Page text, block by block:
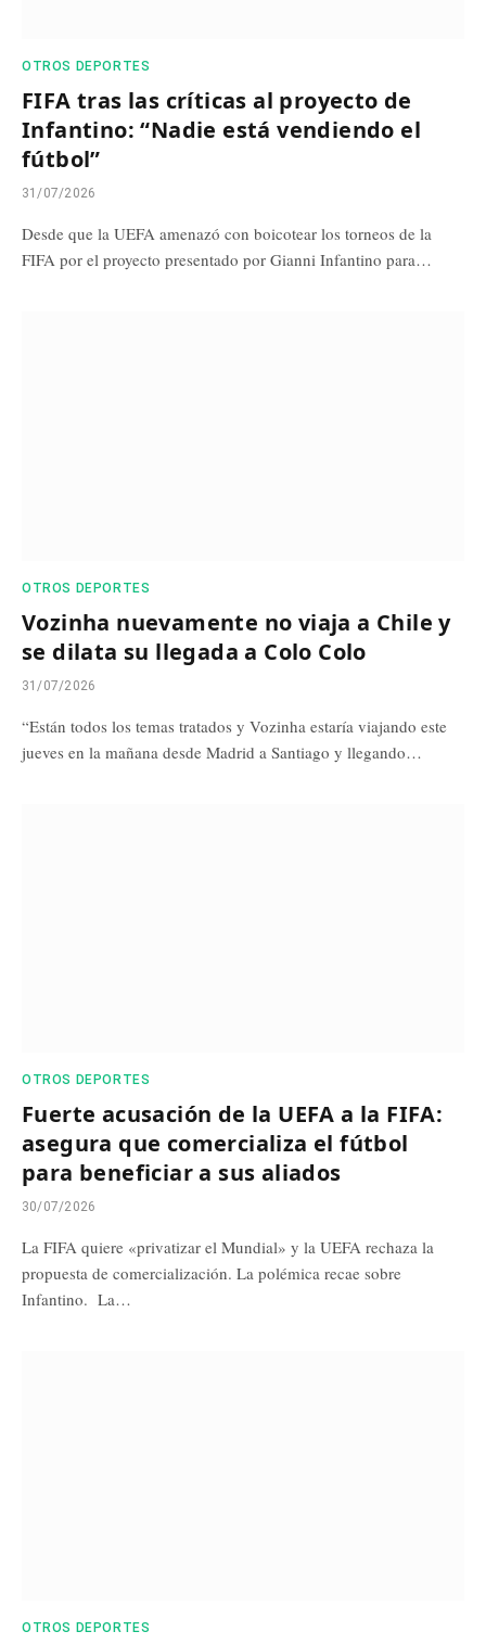
OTROS DEPORTES
FIFA tras las críticas al proyecto de
Infantino: “Nadie está vendiendo el
fútbol”
31/07/2026
Desde que la UEFA amenazó con boicotear los torneos de la
FIFA por el proyecto presentado por Gianni Infantino para…
OTROS DEPORTES
Vozinha nuevamente no viaja a Chile y
se dilata su llegada a Colo Colo
31/07/2026
“Están todos los temas tratados y Vozinha estaría viajando este
jueves en la mañana desde Madrid a Santiago y llegando…
OTROS DEPORTES
Fuerte acusación de la UEFA a la FIFA:
asegura que comercializa el fútbol
para beneficiar a sus aliados
30/07/2026
La FIFA quiere «privatizar el Mundial» y la UEFA rechaza la
propuesta de comercialización. La polémica recae sobre
Infantino. La…
OTROS DEPORTES